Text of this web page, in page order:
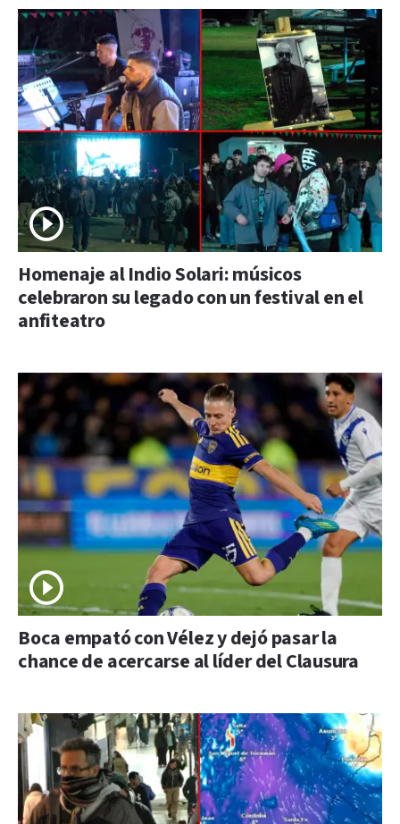
Homenaje al Indio Solari: músicos
celebraron su legado con un festival en el
anfiteatro
Boca empató con Vélez y dejó pasar la
chance de acercarse al líder del Clausura